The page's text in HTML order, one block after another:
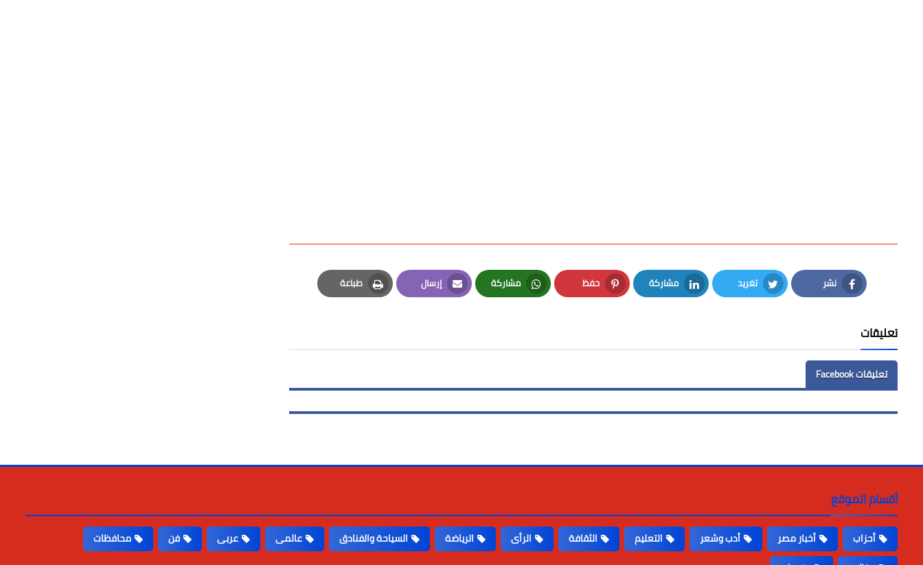
نشر
Facebook
تغريد
Twitter
مشاركة
LinkedIn
حفظ
Pinterest
مشاركة
Whatsapp
إرسال
Email
طباعة
Print
تعليقات
تعليقات Facebook
أقسام الموقع
أحزاب أخبار مصر أدب وشعر التعليم الثقافة الرأى الرياضة السياحة والفنادق عالمى عربى فن
محافظات